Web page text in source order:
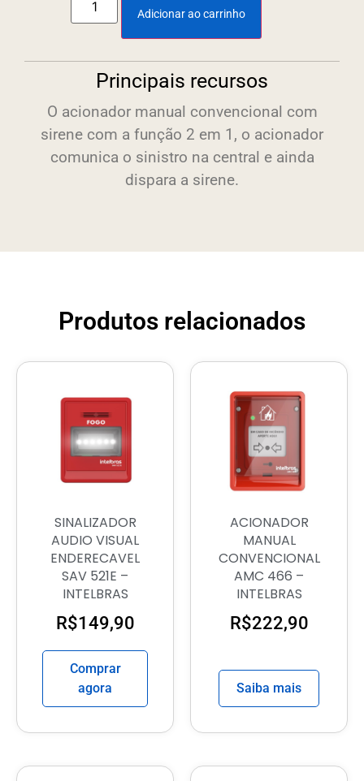
Adicionar ao carrinho
Principais recursos
O acionador manual convencional com
sirene com a função 2 em 1, o acionador
comunica o sinistro na central e ainda
dispara a sirene.
Produtos relacionados
SINALIZADOR
AUDIO VISUAL
ENDERECAVEL
SAV 521E –
INTELBRAS
R$149,90
Comprar
agora
ACIONADOR
MANUAL
CONVENCIONAL
AMC 466 –
INTELBRAS
R$222,90
Saiba mais